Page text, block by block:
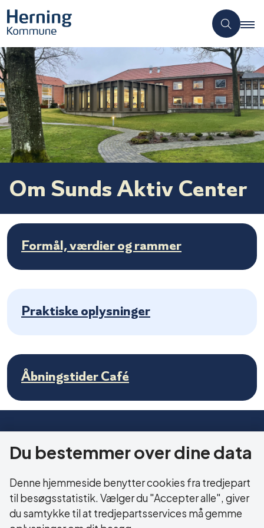
Om Sunds Aktiv Center
Formål, værdier og rammer
Praktiske oplysninger
Åbningstider Café
Sundhed og Ældre
Bethaniagade 3B
7400 Herning
CVR: 29 18 99 19
Du bestemmer over dine data
Denne hjemmeside benytter cookies fra tredjepart
til besøgsstatistik. Vælger du "Accepter alle", giver
du samtykke til at tredjepartsservices må gemme